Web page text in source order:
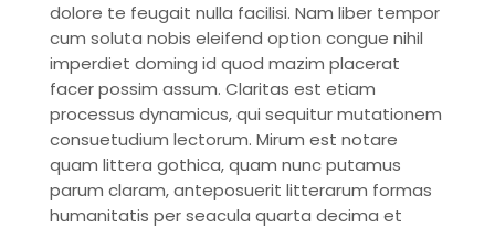
dolore te feugait nulla facilisi. Nam liber tempor
cum soluta nobis eleifend option congue nihil
imperdiet doming id quod mazim placerat
facer possim assum. Claritas est etiam
processus dynamicus, qui sequitur mutationem
consuetudium lectorum. Mirum est notare
quam littera gothica, quam nunc putamus
parum claram, anteposuerit litterarum formas
humanitatis per seacula quarta decima et